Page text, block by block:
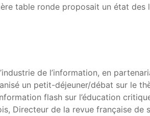
table ronde proposait un état des
de l’information, en
un petit-déjeuner/débat sur le
flash sur l’éducation
Directeur de la revue française de